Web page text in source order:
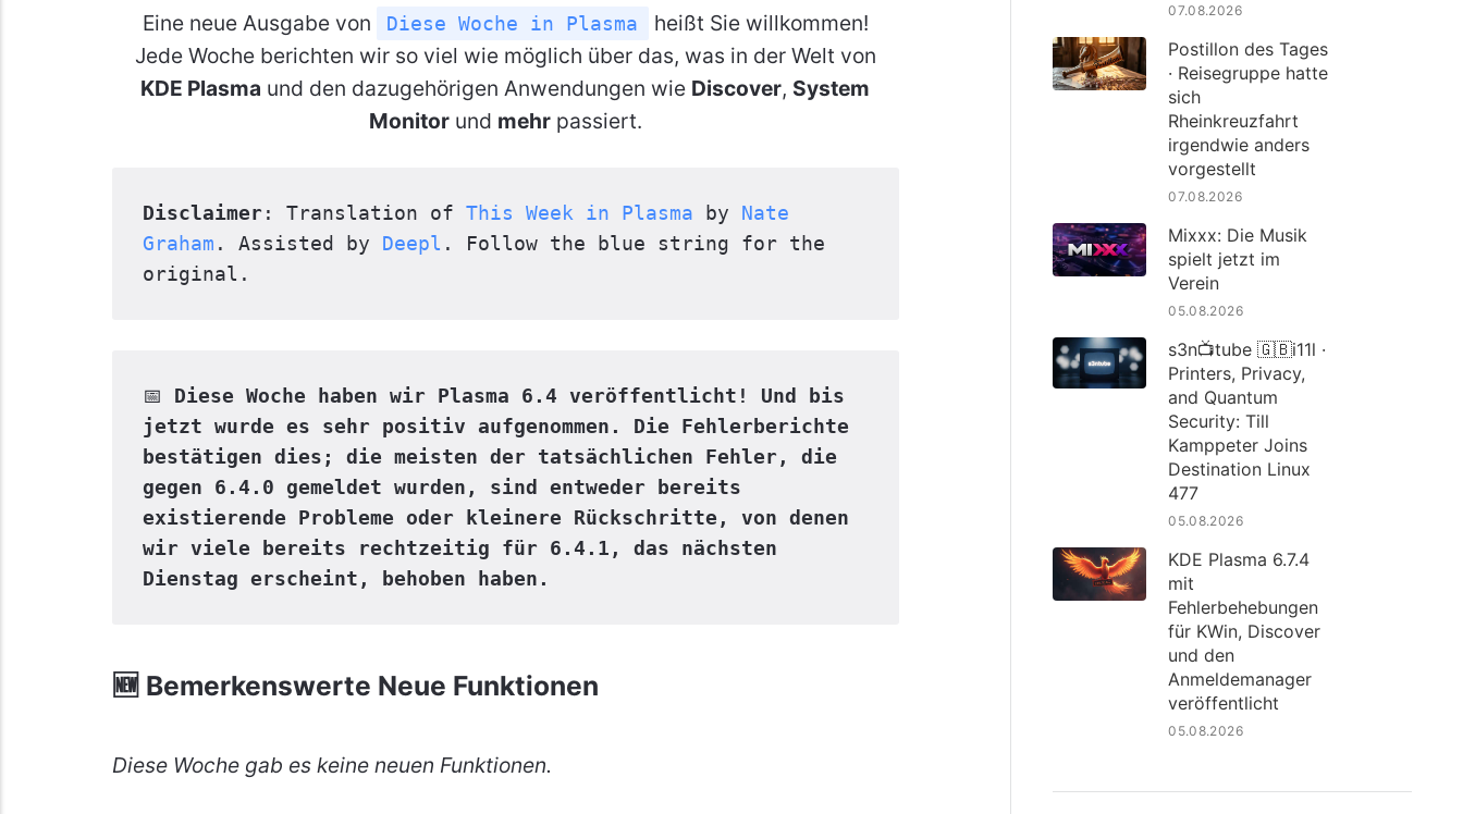
Eine neue Ausgabe von Diese Woche in Plasma
heißt Sie willkommen!
Jede Woche berichten wir so viel wie möglich über das, was in der Welt von
KDE Plasma und den dazugehörigen Anwendungen wie Discover, System
Monitorund mehrpassiert.
Disclaimer : Translation of This Week in Plasma by Nate
Graham . Assisted by Deepl . Follow the blue string for the
original.
📅 Diese Woche haben wir Plasma 6.4 veröffentlicht! Und bis
jetzt wurde es sehr positiv aufgenommen. Die Fehlerberichte
bestätigen dies; die meisten der tatsächlichen Fehler, die
gegen 6.4.0 gemeldet wurden, sind entweder bereits
existierende Probleme oder kleinere Rückschritte, von denen
wir viele bereits rechtzeitig für 6.4.1, das nächsten
Dienstag erscheint, behoben haben.
🆕 Bemerkenswerte Neue Funktionen
Diese Woche gab es keine neuen Funktionen.
07.08.2026
Postillon des Tages
· Reisegruppe hatte
sich
Rheinkreuzfahrt
irgendwie anders
vorgestellt
07.08.2026
Mixxx: Die Musik
spielt jetzt im
Verein
05.08.2026
s3n📺tube 🇬🇧i11l ·
Printers, Privacy,
and Quantum
Security: Till
Kamppeter Joins
Destination Linux
477
05.08.2026
KDE Plasma 6.7.4
mit
Fehlerbehebungen
für KWin, Discover
und den
Anmeldemanager
veröffentlicht
05.08.2026